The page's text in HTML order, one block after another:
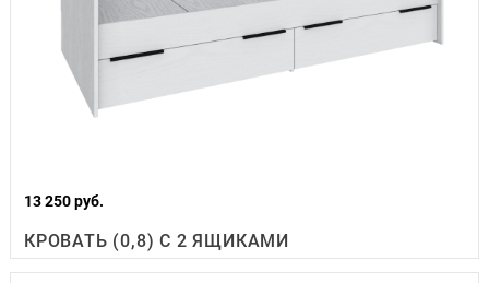
13 250 руб.
КРОВАТЬ (0,8) С 2 ЯЩИКАМИ